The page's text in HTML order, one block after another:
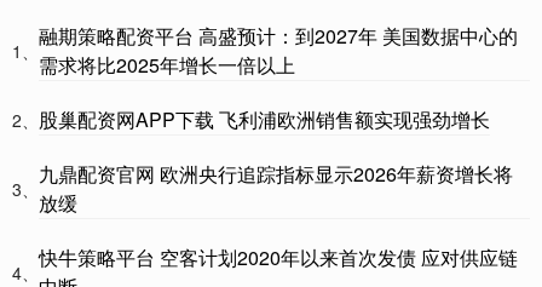
1、
融期策略配资平台 高盛预计：到2027年 美国数据中心的
需求将比2025年增长一倍以上
2、 股巢配资网APP下载 飞利浦欧洲销售额实现强劲增长
3、
九鼎配资官网 欧洲央行追踪指标显示2026年薪资增长将
放缓
4、
快牛策略平台 空客计划2020年以来首次发债 应对供应链